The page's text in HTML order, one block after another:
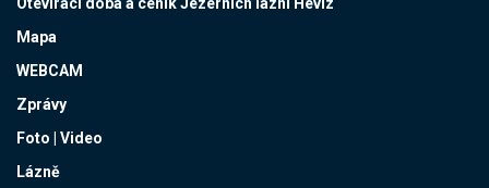
Otevírací doba a ceník Jezerních lázní Hévíz
Mapa
WEBCAM
Zprávy
Foto | Video
Lázně